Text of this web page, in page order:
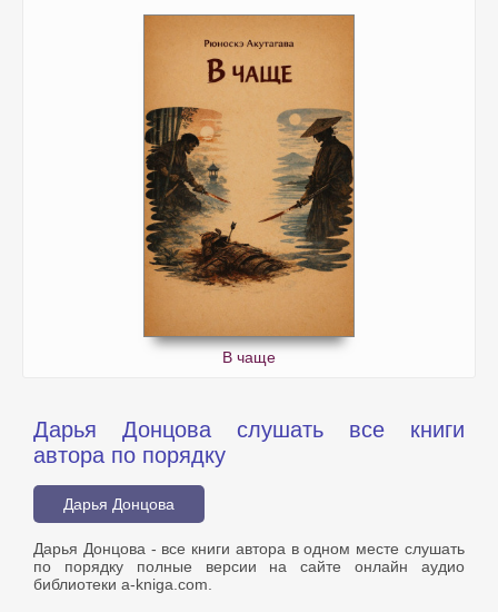
В чаще
Дарья Донцова слушать все книги
автора по порядку
Дарья Донцова
Дарья Донцова - все книги автора в одном месте слушать
по порядку полные версии на сайте онлайн аудио
библиотеки a-kniga.com.